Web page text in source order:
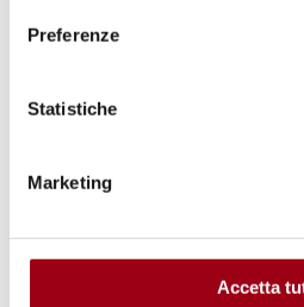
Preferenze
Statistiche
Marketing
Accetta
espressione e il diritto
richiedono pertanto una
caso, che tenga conto di
cui l’interesse pubblico
ruolo sociale della
tempo trascorso dalla